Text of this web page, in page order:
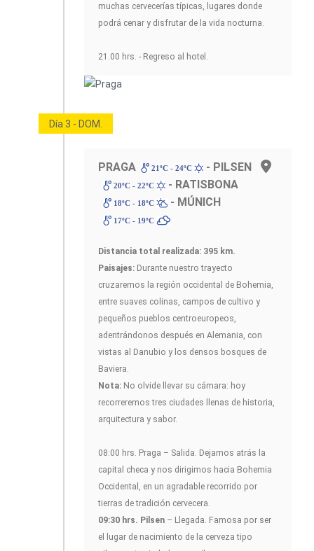
muchas cervecerías típicas, lugares donde
podrá cenar y disfrutar de la vida nocturna.
21.00 hrs. - Regreso al hotel.
Día 3 - DOM.
PRAGA 21ºC - 24ºC - PILSEN
20ºC - 22ºC - RATISBONA
18ºC - 18ºC - MÚNICH
17ºC - 19ºC
Distancia total realizada: 395 km.
Paisajes: Durante nuestro trayecto
cruzaremos la región occidental de Bohemia,
entre suaves colinas, campos de cultivo y
pequeños pueblos centroeuropeos,
adentrándonos después en Alemania, con
vistas al Danubio y los densos bosques de
Baviera.
Nota: No olvide llevar su cámara: hoy
recorreremos tres ciudades llenas de historia,
arquitectura y sabor.
08:00 hrs. Praga – Salida. Dejamos atrás la
capital checa y nos dirigimos hacia Bohemia
Occidental, en un agradable recorrido por
tierras de tradición cervecera.
09:30 hrs. Pilsen – Llegada. Famosa por ser
el lugar de nacimiento de la cerveza tipo